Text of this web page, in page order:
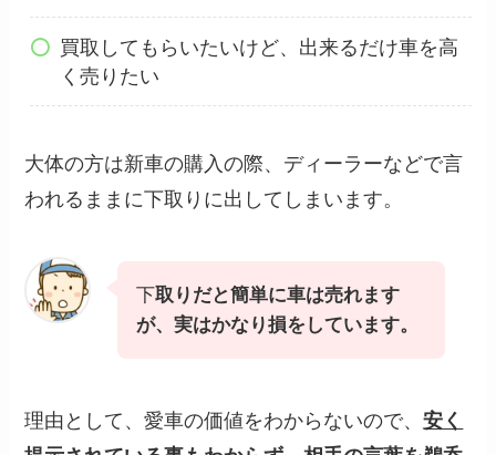
買取してもらいたいけど、出来るだけ車を高
く売りたい
大体の方は新車の購入の際、ディーラーなどで言
われるままに下取りに出してしまいます。
下取りだと簡単に車は売れます
が、実はかなり損をしています。
理由として、愛車の価値をわからないので、安く